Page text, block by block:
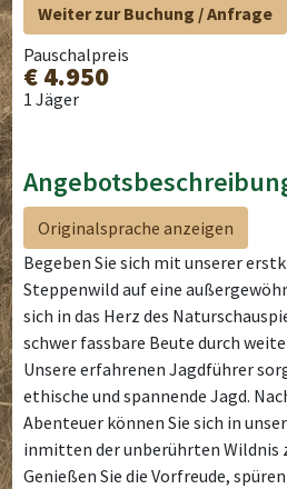
Weiter zur Buchung / Anfrage
Pauschalpreis
€ 4.950
1 Jäger
Originalsprache anzeigen
Begeben Sie sich mit unserer
Steppenwild auf eine
sich in das Herz des
schwer fassbare Beute durch
Unsere erfahrenen Jagdführer
ethische und spannende Jagd.
Abenteuer können Sie sich in
inmitten der unberührten Wildnis
Genießen Sie die Vorfreude,